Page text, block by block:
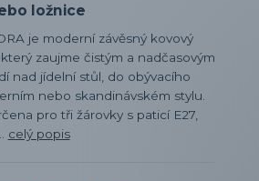
ložnice
je moderní závěsný kovový
zaujme čistým a nadčasovým
nad jídelní stůl, do obývacího
nebo skandinávském stylu.
pro tři žárovky s paticí E27,
celý popis